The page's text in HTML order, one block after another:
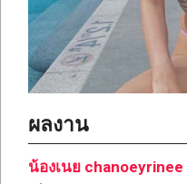
ผลงาน
น้องเนย chanoeyrinee